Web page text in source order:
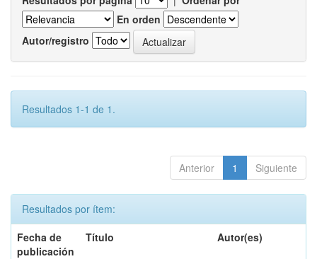
En orden
Autor/registro
Resultados 1-1 de 1.
Anterior 1 Siguiente
Resultados por ítem:
Fecha de
publicación
Título Autor(es)